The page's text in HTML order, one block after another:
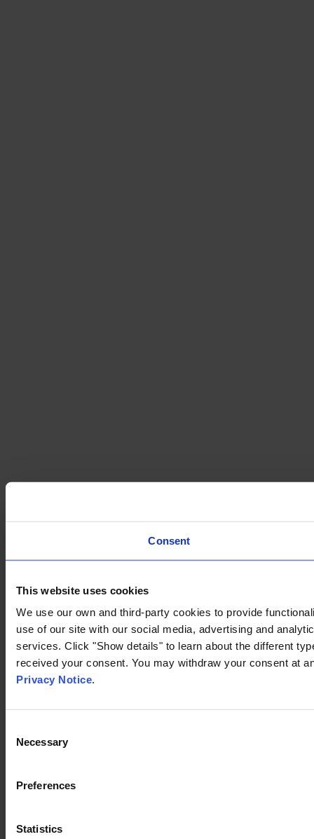
Consent
This website uses cookies
We use our own and third-party cookies to provide
use of our site with our social media, advertising and
services. Click "Show details" to learn about the different
received your consent. You may withdraw your consent at
Privacy Notice.
Selection
Necessary
Preferences
Statistics